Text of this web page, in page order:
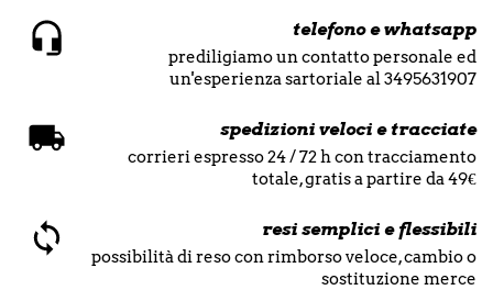
telefono e whatsapp
prediligiamo un contatto personale ed
un'esperienza sartoriale al 3495631907
spedizioni veloci e tracciate
corrieri espresso 24 / 72 h con tracciamento
totale, gratis a partire da 49€
resi semplici e flessibili
possibilità di reso con rimborso veloce, cambio o
sostituzione merce